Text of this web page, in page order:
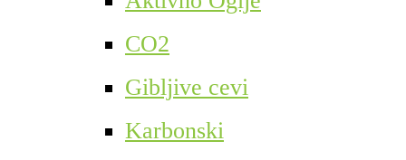
CO2
Gibljive cevi
Karbonski